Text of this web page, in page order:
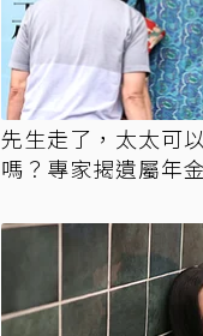
先生走了，太太可
嗎？專家揭遺屬年